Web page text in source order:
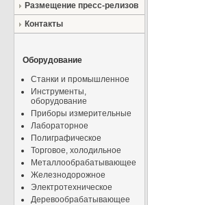
Размещение пресс-релизов
Контакты
Оборудование
Станки и промышленное
Инструменты,
оборудование
Приборы измерительные
Лабораторное
Полиграфическое
Торговое, холодильное
Металлообрабатывающее
Железнодорожное
Электротехническое
Деревообрабатывающее